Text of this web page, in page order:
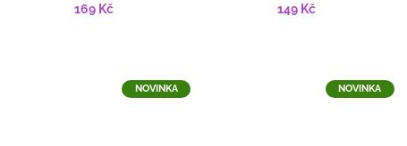
169 Kč 149 Kč
NOVINKA NOVINKA